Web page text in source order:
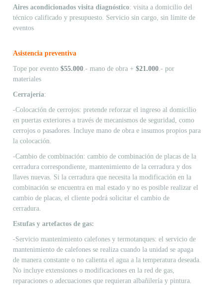
Aires acondicionados visita diagnóstico: visita a domicilio del
técnico calificado y presupuesto. Servicio sin cargo, sin límite de
eventos
Asistencia preventiva
Tope por evento $55.000 .- mano de obra + $21.000 .- por
materiales
Cerrajería:
-Colocación de cerrojos: pretende reforzar el ingreso al domicilio
en puertas exteriores a través de mecanismos de seguridad, como
cerrojos o pasadores. Incluye mano de obra e insumos propios para
la colocación.
-Cambio de combinación: cambio de combinación de placas de la
cerradura correspondiente, mantenimiento de la cerradura y dos
llaves nuevas. Si la cerradura que necesita la modificación en la
combinación se encuentra en mal estado y no es posible realizar el
cambio de placas, el cliente podrá solicitar el cambio de
cerradura.
Estufas y artefactos de gas:
-Servicio mantenimiento calefones y termotanques: el servicio de
mantenimiento de calefones se realiza cuando la unidad se apaga
de manera constante o no calienta el agua a la temperatura deseada.
No incluye extensiones o modificaciones en la red de gas,
reparaciones o adecuaciones que requieran albañilería y pintura.